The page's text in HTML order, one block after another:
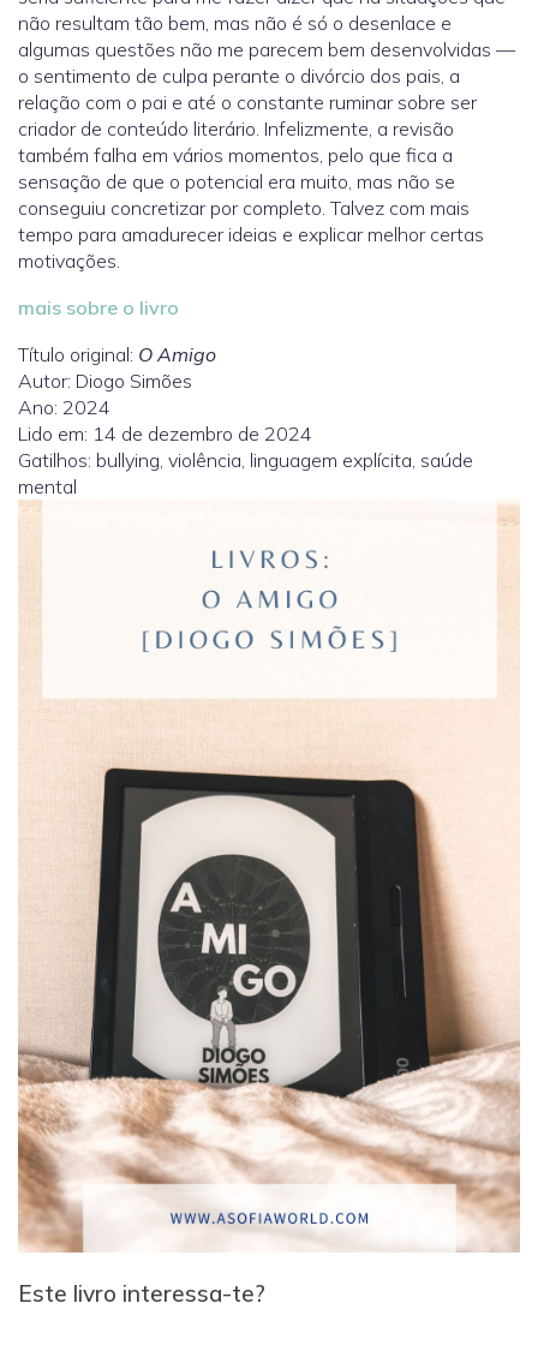
não resultam tão bem, mas não é só o desenlace e
algumas questões não me parecem bem desenvolvidas —
o sentimento de culpa perante o divórcio dos pais, a
relação com o pai e até o constante ruminar sobre ser
criador de conteúdo literário. Infelizmente, a revisão
também falha em vários momentos, pelo que fica a
sensação de que o potencial era muito, mas não se
conseguiu concretizar por completo. Talvez com mais
tempo para amadurecer ideias e explicar melhor certas
motivações.
mais sobre o livro
Título original: O Amigo
Autor: Diogo Simões
Ano: 2024
Lido em: 14 de dezembro de 2024
Gatilhos: bullying, violência, linguagem explícita, saúde
mental
Este livro interessa-te?